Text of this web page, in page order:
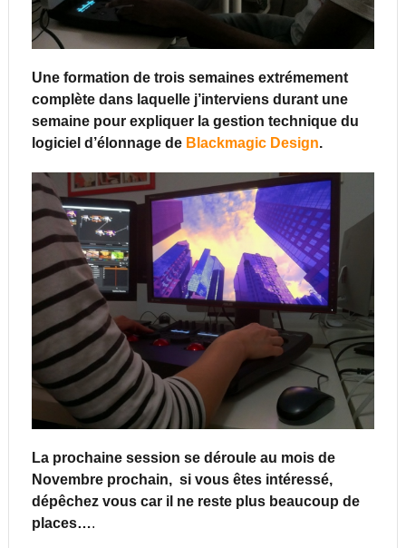
Une formation de trois semaines extrémement
complète dans laquelle j’interviens durant une
semaine pour expliquer la gestion technique du
logiciel d’élonnage de Blackmagic Design.
La prochaine session se déroule au mois de
Novembre prochain, si vous êtes intéressé,
dépêchez vous car il ne reste plus beaucoup de
places….